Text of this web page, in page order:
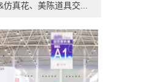
真花、美陈道具交...